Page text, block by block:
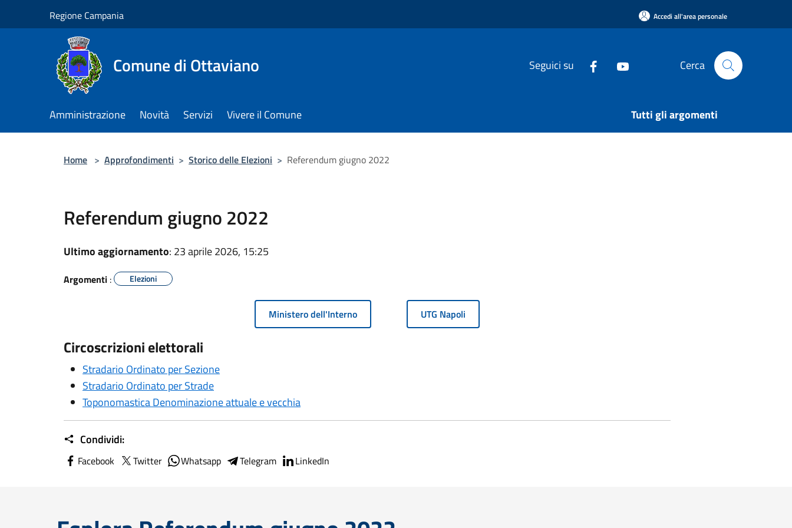
Regione Campania Accedi all'area personale
Comune di Ottaviano Seguici su Cerca
Amministrazione Novità Servizi Vivere il Comune Tutti gli argomenti
Home > Approfondimenti > Storico delle Elezioni > Referendum giugno 2022
Referendum giugno 2022
Ultimo aggiornamento: 23 aprile 2026, 15:25
Argomenti : Elezioni
Ministero dell'Interno UTG Napoli
Circoscrizioni elettorali
Stradario Ordinato per Sezione
Stradario Ordinato per Strade
Toponomastica Denominazione attuale e vecchia
Condividi:
Facebook Twitter Whatsapp Telegram LinkedIn